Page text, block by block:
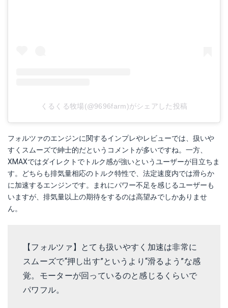
くるくる牧場(@9696farm)がシェアした投稿
フォルツァのエンジンに関するインプレやレビューでは、扱いや
すくスムーズで紳士的だというコメントが多いですね。一方、
XMAXではダイレクトでトルク感が強いというユーザーが目立ちま
す。どちらも排気量相応のトルク特性で、法定速度内では滑らか
に加速するエンジンです。まれにパワー不足を感じるユーザーも
いますが、排気量以上の期待をするのは高望みでしかありませ
ん。
【フォルツァ】とても扱いやすく加速は非常に
スムーズで“押し出す”というより“滑るよう”な感
覚。モーターが回っているのと感じるくらいで
パワフル。